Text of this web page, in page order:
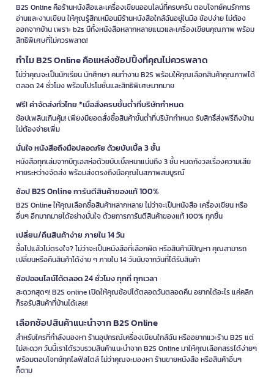
B2S Online คือร้านหนังสือและเครื่องเขียนออนไลน์ที่ครบครัน ตอบโจทย์คนรักการ
อ่านและงานเขียน ให้คุณรู้สึกเหมือนมีร้านหนังสือใกล้ฉันอยู่ในมือ ช้อปง่าย ไม่ต้อง
ออกจากบ้าน เพราะ b2s มีทั้งหนังสือหลากหลายแนวและเครื่องเขียนคุณภาพ พร้อม
สิทธิพิเศษที่ไม่ควรพลาด!
ทำไม B2S Online คือแหล่งช้อปปิ้งที่คุณไม่ควรพลาด
ไม่ว่าคุณจะเป็นนักเรียน นักศึกษา คนทำงาน B2S พร้อมให้คุณเลือกสินค้าคุณภาพได้
ตลอด 24 ชั่วโมง พร้อมโปรโมชั่นและสิทธิพิเศษมากมาย
ฟรี! ค่าจัดส่งทั่วไทย *เมื่อสั่งครบขั้นต่ำที่บริษัทกำหนด
ช้อปเพลินเกินคุ้ม! เพียงมียอดสั่งซื้อสินค้าขั้นต่ำที่บริษัทกำหนด รับสิทธิ์ส่งฟรีถึงบ้าน
ไม่ต้องจ่ายเพิ่ม
มั่นใจ หนังสือถึงมือปลอดภัย ด้วยบับเบิ้ล 3 ชั้น
หนังสือทุกเล่มจากบีทูเอสห่อด้วยบับเบิ้ลหนาแน่นถึง 3 ชั้น หมดกังวลเรื่องความเสีย
หายระหว่างจัดส่ง พร้อมส่งตรงถึงมือคุณในสภาพสมบูรณ์
ช้อป B2S Online การันตีสินค้าของแท้ 100%
B2S Online ให้คุณเลือกซื้อสินค้าหลากหลาย ไม่ว่าจะเป็นหนังสือ เครื่องเขียน หรือ
อื่นๆ อีกมากมายได้อย่างมั่นใจ ด้วยการการันตีสินค้าของแท้ 100% ทุกชิ้น
เปลี่ยน/คืนสินค้าง่าย ภายใน 14 วัน
ซื้อไปแล้วไม่ตรงใจ? ไม่ว่าจะเป็นหนังสือที่เลือกผิด หรือสินค้ามีปัญหา คุณสามารถ
เปลี่ยนหรือคืนสินค้าได้ง่าย ๆ ภายใน 14 วันนับจากวันที่ได้รับสินค้า
ช้อปออนไลน์ได้ตลอด 24 ชั่วโมง ทุกที่ ทุกเวลา
สะดวกสุดๆ! B2S online เปิดให้คุณช้อปได้ตลอดวันตลอดคืน อยากได้อะไร แค่คลิก
ก็รอรับสินค้าที่บ้านได้เลย!
เลือกช้อปสินค้าแนะนำจาก B2S Online
สำหรับใครที่กำลังมองหา ร้านอุปกรณ์เครื่องเขียนใกล้ฉัน หรืออยากแวะร้าน B2S แต่
ไม่สะดวก วันนี้เราได้รวบรวมสินค้าแนะนำจาก B2S Online มาให้คุณเลือกสรรได้ง่ายๆ
พร้อมตอบโจทย์ทุกไลฟ์สไตล์ ไม่ว่าคุณจะมองหา ร้านขายหนังสือ หรือสินค้าอื่นๆ
ก็ตาม